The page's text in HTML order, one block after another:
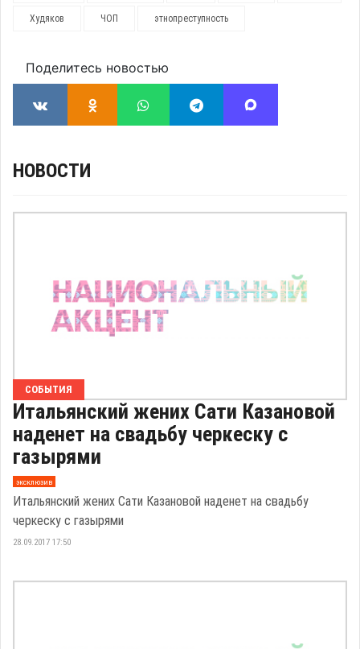
Худяков ЧОП этнопреступность
Поделитесь новостью
НОВОСТИ
СОБЫТИЯ
Итальянский жених Сати Казановой
наденет на свадьбу черкеску с
газырями
эксклюзив
Итальянский жених Сати Казановой наденет на свадьбу
черкеску с газырями
28.09.2017 17:50